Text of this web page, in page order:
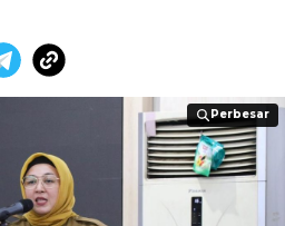
Perbesar
Perbesar